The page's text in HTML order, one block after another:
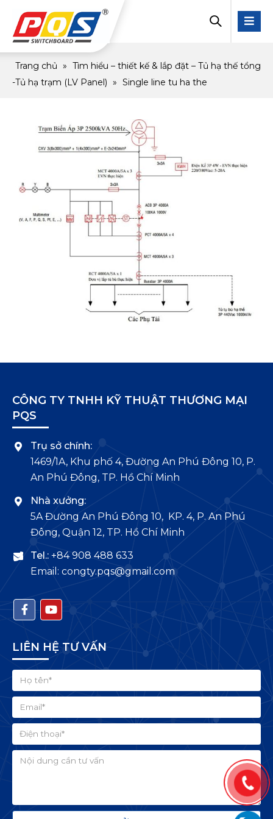
Trang chủ » Tìm hiểu – thiết kế & lắp đặt – Tủ hạ thế tổng
-Tủ hạ trạm (LV Panel) » Single line tu ha the
CÔNG TY TNHH KỸ THUẬT THƯƠNG MẠI
PQS
Trụ sở chính:
1469/1A, Khu phố 4, Đường An Phú Đông 10, P.
An Phú Đông, TP. Hồ Chí Minh
Nhà xưởng:
5A Đường An Phú Đông 10, KP. 4, P. An Phú
Đông, Quận 12, TP. Hồ Chí Minh
Tel.: +84 908 488 633
Email: congty.pqs@gmail.com
LIÊN HỆ TƯ VẤN